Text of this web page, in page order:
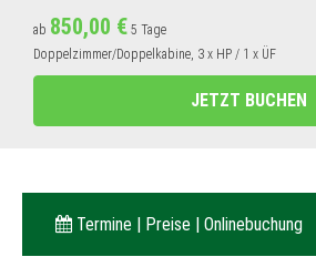
ab 850,00 € 5 Tage
Doppelzimmer/Doppelkabine, 3 x HP / 1 x ÜF
JETZT BUCHEN
Termine | Preise | Onlinebuchung